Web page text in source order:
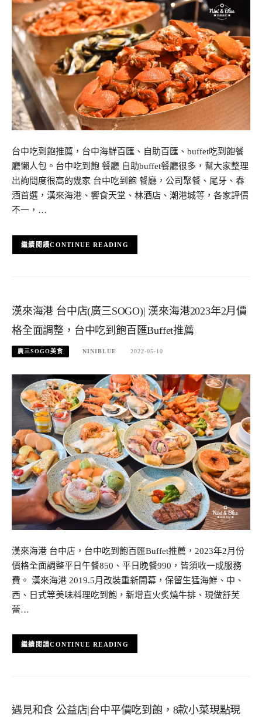
台中吃到飽推薦，台中海鮮百匯、自助百匯、buffet吃到飽餐
廳懶人包。台中吃到飽 餐廳 自助buffet餐廳很多，幫大家整理
出詢問度很高的幾家 台中吃到飽 餐廳，公司聚餐、尾牙、春
酒首選，漢來海港、饗食天堂、林酒店、潮港城等，各家評價
不一，…
CONTINUE READING
漢來海港 台中店(廣三SOGO)| 漢來海港2023年2月價
格全面調整，台中吃到飽百匯Buffet推薦
廣三SOGO美食 NINIBLUE 2022-05-10
漢來海港 台中店，台中吃到飽百匯Buffet推薦，2023年2月份
價格全面調整平日午餐850、平日晚餐990，皆須收一成服務
費。 漢來海港 2019.5月改裝重新開幕，保留生猛海鮮、中、
西、日式等美味料理吃到飽，新增直火炙燒牛排、現做舒芙
蕾…
CONTINUE READING
遇見和食 公益店|台中平價吃到飽，8款小菜現點現